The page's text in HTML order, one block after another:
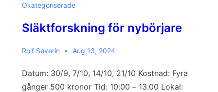
Okategoriserade
Släktforskning för nybörjare
Rolf Severin Aug 13, 2024
Datum: 30/9, 7/10, 14/10, 21/10 Kostnad: Fyra
gånger 500 kronor Tid: 10:00 – 13:00 Lokal: